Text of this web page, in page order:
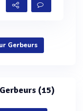
Gerbeurs
(15)